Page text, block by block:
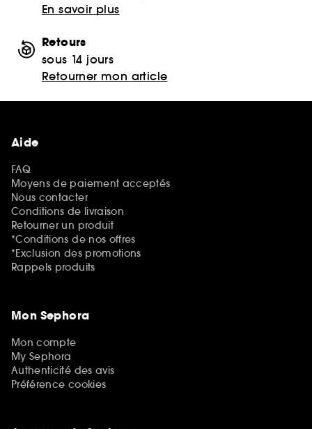
En savoir plus
Retours
sous 14 jours
Retourner mon article
Aide
FAQ
Moyens de paiement acceptés
Nous contacter
Conditions de livraison
Retourner un produit
*Conditions de nos offres
*Exclusion des promotions
Rappels produits
Mon Sephora
Mon compte
My Sephora
Authenticité des avis
Préférence cookies